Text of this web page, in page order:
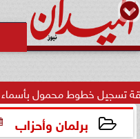
المواطنين دون...
برلمان وأحزاب